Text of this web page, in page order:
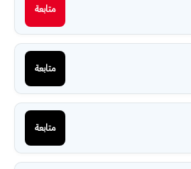
متابعة
متابعة
متابعة